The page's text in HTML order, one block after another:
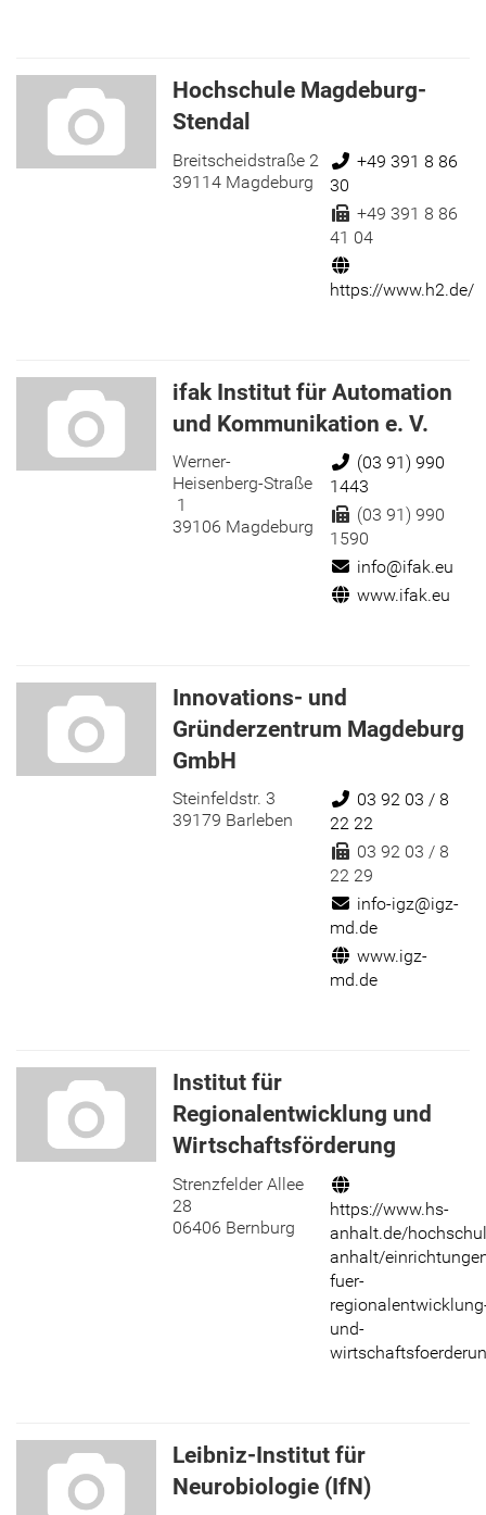
Hochschule Magdeburg-
Stendal
Breitscheidstraße 2
39114 Magdeburg
Telefon:
+49 391 8 86
30
Fax:
+49 391 8 86
41 04
https://www.h2.de/
ifak Institut für Automation
und Kommunikation e. V.
Werner-
Heisenberg-Straße
1
39106 Magdeburg
Telefon:
(03 91) 990
1443
Fax:
(03 91) 990
1590
E-Mail:
info@ifak.eu
Internet:
www.ifak.eu
Innovations- und
Gründerzentrum Magdeburg
GmbH
Steinfeldstr. 3
39179 Barleben
Telefon:
03 92 03 / 8
22 22
Fax:
03 92 03 / 8
22 29
E-Mail:
info-igz@igz-
md.de
Internet:
www.igz-
md.de
Institut für
Regionalentwicklung und
Wirtschaftsförderung
Strenzfelder Allee
28
06406 Bernburg
https://www.hs-
anhalt.de/
anhalt/
fuer-
und-
Leibniz-Institut für
Neurobiologie (IfN)